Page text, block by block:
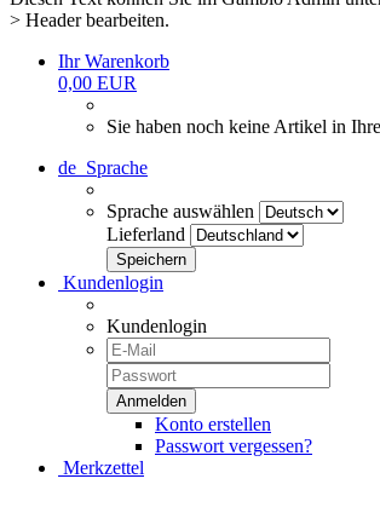
> Header bearbeiten.
Ihr Warenkorb
0,00 EUR
Sie haben noch keine Artikel in
de Sprache
Sprache auswählen
Lieferland
Kundenlogin
Kundenlogin
Konto erstellen
Passwort vergessen?
Merkzettel